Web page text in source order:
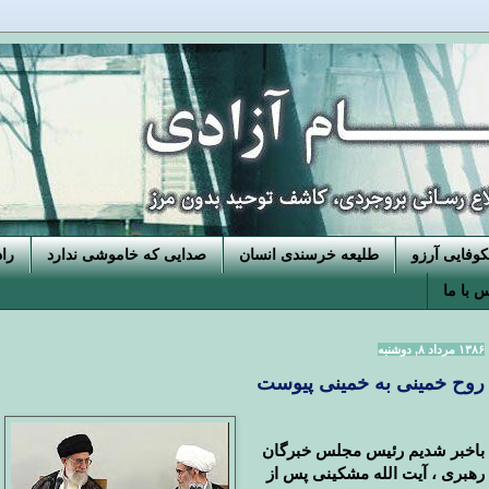
آرزو طلیعه خرسندی انسان صدایی که خاموشی ندارد
با ما
۱۳۸۶ مرداد ۸, دوشنبه
روح خمینی به خمینی پیوست
باخبر شدیم رئیس مجلس خبرگان
رهبری ، آیت الله مشکینی پس از